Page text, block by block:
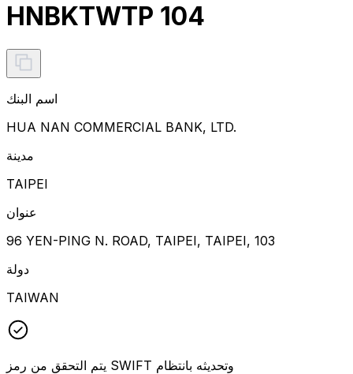
HNBKTWTP 104
اسم البنك
HUA NAN COMMERCIAL BANK, LTD.
مدينة
TAIPEI
عنوان
96 YEN-PING N. ROAD, TAIPEI, TAIPEI, 103
دولة
TAIWAN
يتم التحقق من رمز SWIFT وتحديثه بانتظام